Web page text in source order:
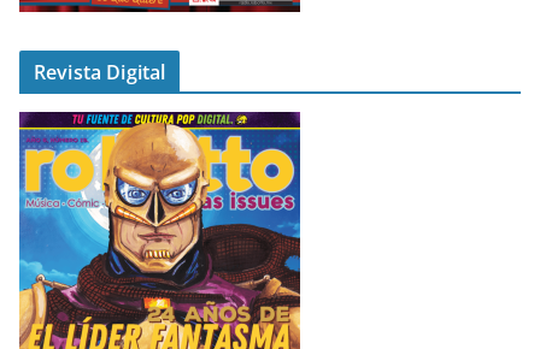
Revista Digital